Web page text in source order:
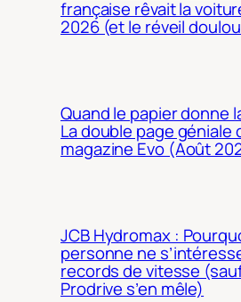
française rêvait la
2026 (et le réveil
Quand le papier donne
La double page géniale
magazine Evo (Août
JCB Hydromax :
personne ne
records de vitesse
Prodrive s’en mêle)